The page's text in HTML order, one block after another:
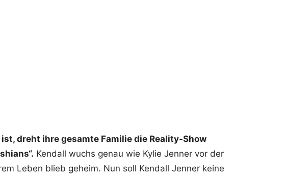
dreht ihre gesamte Familie die Reality-Show
Kendall wuchs genau wie Kylie Jenner vor der
Leben blieb geheim. Nun soll Kendall Jenner keine